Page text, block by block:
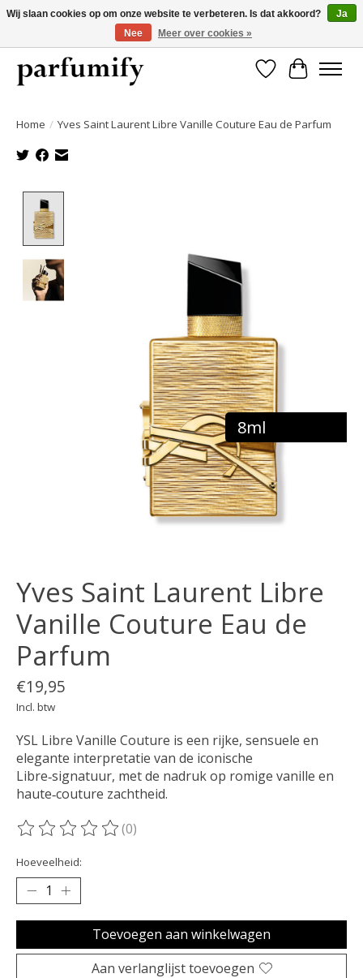
750+ Geuren | Gratis verzending | Maandelijks opzegbaar
Verlanglijst
Home / Yves Saint Laurent Libre Vanille Couture Eau de Parfum
8ml
Yves Saint Laurent Libre
Vanille Couture Eau de
Parfum
€19,95
Incl. btw
YSL Libre Vanille Couture is een rijke, sensuele en
elegante interpretatie van de iconische
Libre‑signatuur, met de nadruk op romige vanille en
haute‑couture zachtheid.
De beoordeling van dit product is
(0)
Hoeveelheid:
Toevoegen aan winkelwagen
Aan verlanglijst toevoegen
Wij slaan cookies op om onze website te verbeteren. Is dat akkoord?
Ja
Nee
Meer over cookies »